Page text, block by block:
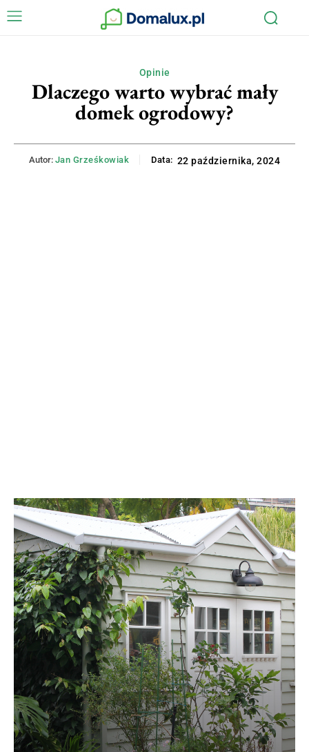
Opinie
Dlaczego warto wybrać mały
domek ogrodowy?
Autor: Jan Grześkowiak Data: 22 października, 2024